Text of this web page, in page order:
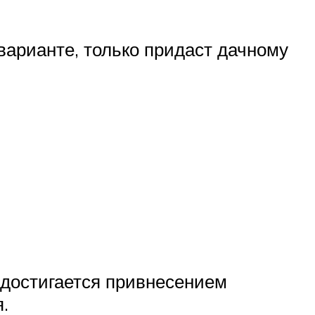
только придаст дачному
привнесением